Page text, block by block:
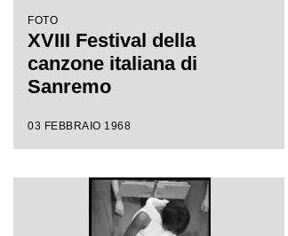
FOTO
XVIII Festival della
canzone italiana di
Sanremo
03 FEBBRAIO 1968